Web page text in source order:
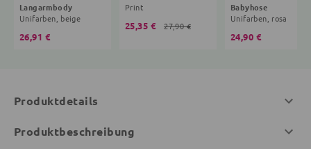
Langarmbody
Unifarben, beige
26,91 €
Print
25,35 € 27,90 €
Babyhose
Unifarben, rosa
24,90 €
Produktdetails
Produktbeschreibung